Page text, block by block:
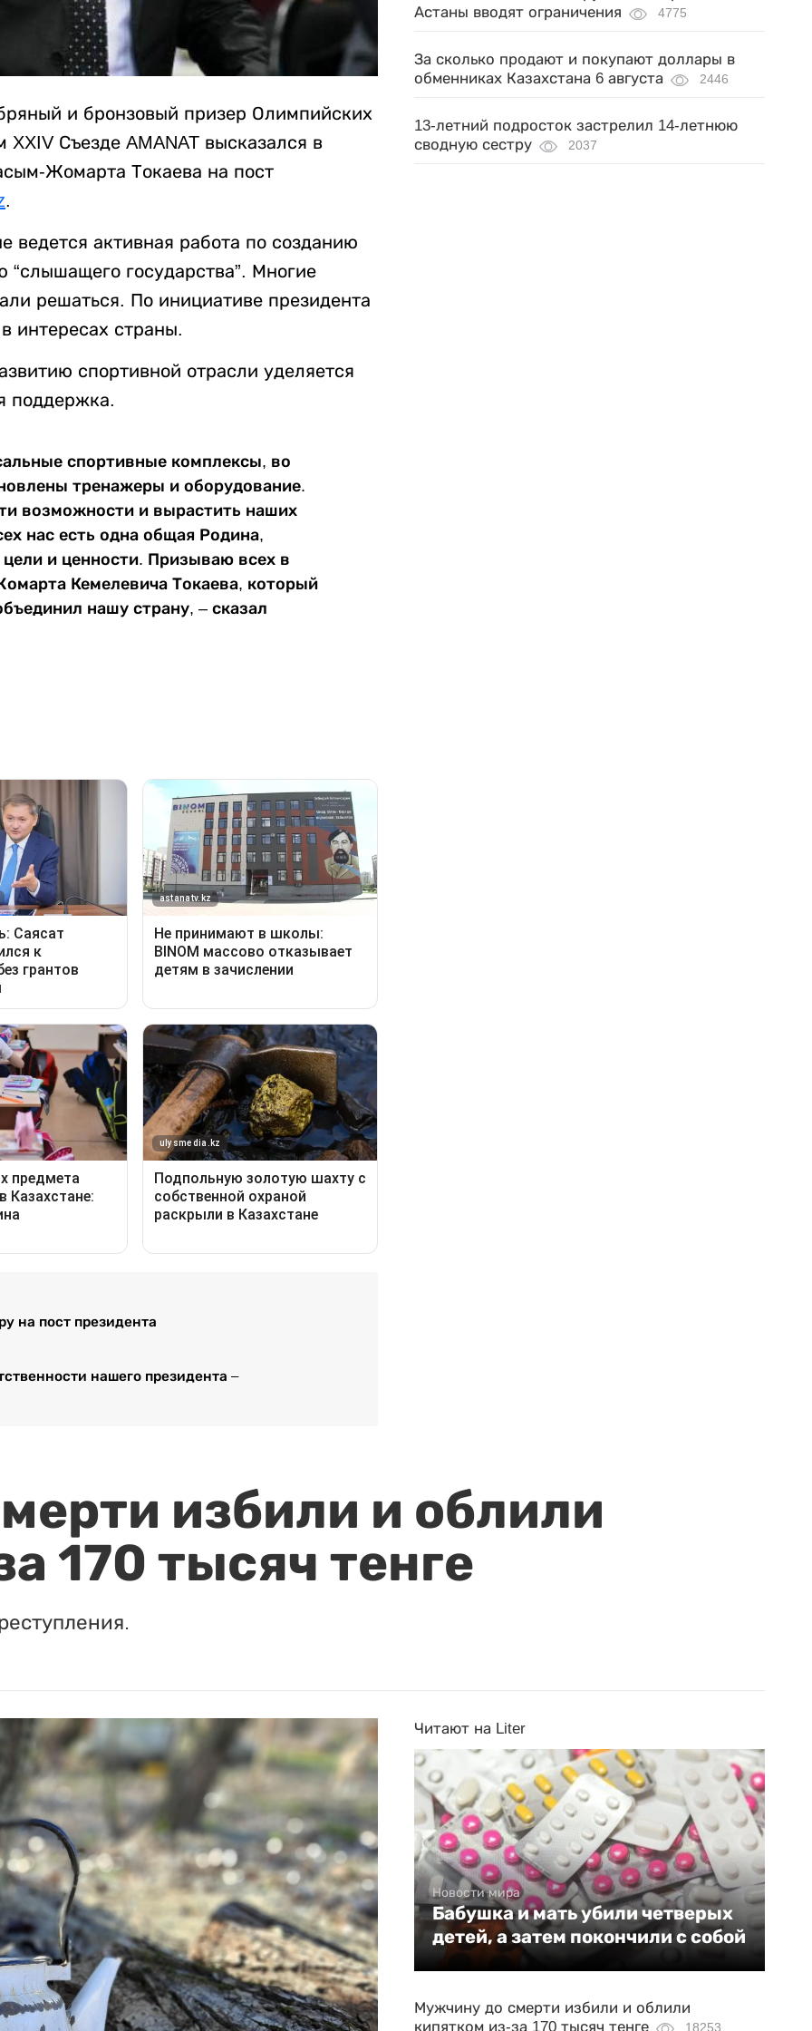
и бронзовый призер Олимпийских
Съезде AMANAT высказался в
Жомарта Токаева на пост
.
ведется активная работа по созданию
государства”. Многие
решаться. По инициативе президента
интересах страны.
спортивной отрасли уделяется
поддержка.
спортивные комплексы, во
тренажеры и оборудование.
возможности и вырастить наших
нас есть одна общая Родина,
и ценности. Призываю всех в
Кемелевича Токаева, который
нашу страну, – сказал
на пост президента
нашего президента –
Астаны вводят ограничения
4775
За сколько продают и покупают доллары в
обменниках Казахстана 6 августа
2446
13-летний подросток застрелил 14-летнюю
сводную сестру
2037
избили и облили
170 тысяч тенге
Читают на Liter
Новости мира
Бабушка и мать убили четверых
детей, а затем покончили с собой
Мужчину до смерти избили и облили
кипятком из-за 170 тысяч тенге
18253